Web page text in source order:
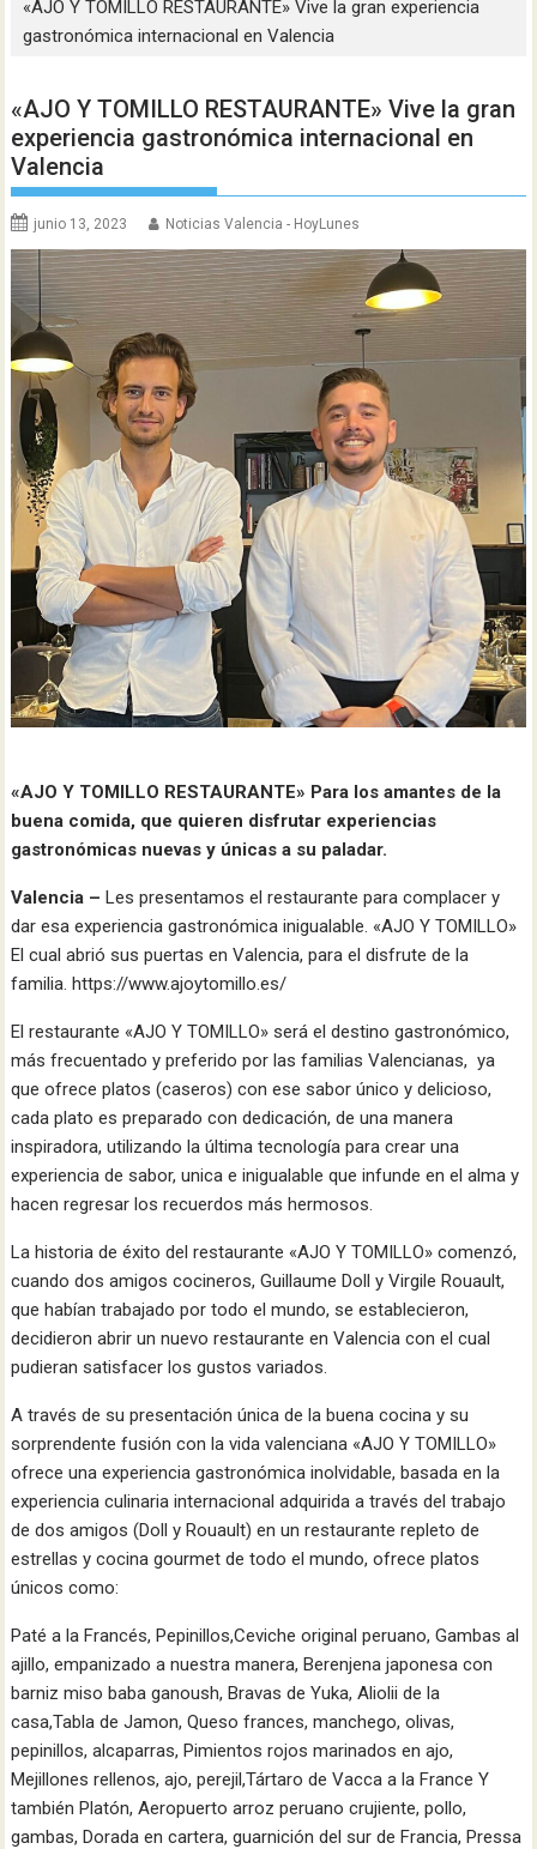
«AJO Y TOMILLO RESTAURANTE» Vive la gran experiencia
gastronómica internacional en Valencia
«AJO Y TOMILLO RESTAURANTE» Vive la gran
experiencia gastronómica internacional en
Valencia
junio 13, 2023 Noticias Valencia - HoyLunes
«AJO Y TOMILLO RESTAURANTE» Para los amantes de la
buena comida, que quieren disfrutar experiencias
gastronómicas nuevas y únicas a su paladar.
Valencia – Les presentamos el restaurante para complacer y
dar esa experiencia gastronómica inigualable. «AJO Y TOMILLO»
El cual abrió sus puertas en Valencia, para el disfrute de la
familia. https://www.ajoytomillo.es/
El restaurante «AJO Y TOMILLO» será el destino gastronómico,
más frecuentado y preferido por las familias Valencianas, ya
que ofrece platos (caseros) con ese sabor único y delicioso,
cada plato es preparado con dedicación, de una manera
inspiradora, utilizando la última tecnología para crear una
experiencia de sabor, unica e inigualable que infunde en el alma y
hacen regresar los recuerdos más hermosos.
La historia de éxito del restaurante «AJO Y TOMILLO» comenzó,
cuando dos amigos cocineros, Guillaume Doll y Virgile Rouault,
que habían trabajado por todo el mundo, se establecieron,
decidieron abrir un nuevo restaurante en Valencia con el cual
pudieran satisfacer los gustos variados.
A través de su presentación única de la buena cocina y su
sorprendente fusión con la vida valenciana «AJO Y TOMILLO»
ofrece una experiencia gastronómica inolvidable, basada en la
experiencia culinaria internacional adquirida a través del trabajo
de dos amigos (Doll y Rouault) en un restaurante repleto de
estrellas y cocina gourmet de todo el mundo, ofrece platos
únicos como:
Paté a la Francés, Pepinillos,Ceviche original peruano, Gambas al
ajillo, empanizado a nuestra manera, Berenjena japonesa con
barniz miso baba ganoush, Bravas de Yuka, Aliolii de la
casa,Tabla de Jamon, Queso frances, manchego, olivas,
pepinillos, alcaparras, Pimientos rojos marinados en ajo,
Mejillones rellenos, ajo, perejil,Tártaro de Vacca a la France Y
también Platón, Aeropuerto arroz peruano crujiente, pollo,
gambas, Dorada en cartera, guarnición del sur de Francia, Pressa